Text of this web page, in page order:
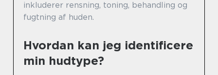
inkluderer rensning, toning, behandling og
fugtning af huden.
Hvordan kan jeg identificere
min hudtype?